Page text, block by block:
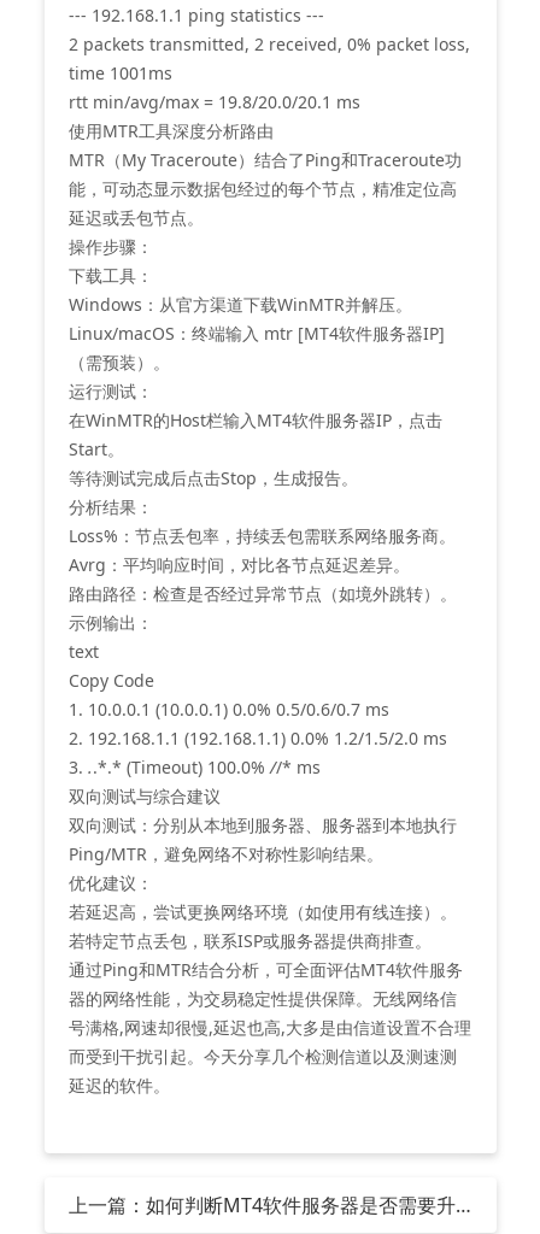
--- 192.168.1.1 ping statistics ---
2 packets transmitted, 2 received, 0% packet loss,
time 1001ms
rtt min/avg/max = 19.8/20.0/20.1 ms
使用MTR工具深度分析路由
MTR（My Traceroute）结合了Ping和Traceroute功
能，可动态显示数据包经过的每个节点，精准定位高
延迟或丢包节点‌。
‌操作步骤‌：
‌下载工具‌：
Windows：从官方渠道下载WinMTR并解压‌。
Linux/macOS：终端输入 mtr [MT4软件服务器IP]
（需预装）。
‌运行测试‌：
在WinMTR的Host栏输入MT4软件服务器IP，点击
Start‌。
等待测试完成后点击Stop，生成报告‌。
‌分析结果‌：
‌Loss%‌：节点丢包率，持续丢包需联系网络服务商‌。
‌Avrg‌：平均响应时间，对比各节点延迟差异‌。
‌路由路径‌：检查是否经过异常节点（如境外跳转）‌。
‌示例输出‌：
text
Copy Code
1. 10.0.0.1 (10.0.0.1) 0.0% 0.5/0.6/0.7 ms
2. 192.168.1.1 (192.168.1.1) 0.0% 1.2/1.5/2.0 ms
3. ..*.* (Timeout) 100.0%//* ms
双向测试与综合建议
‌双向测试‌：分别从本地到服务器、服务器到本地执行
Ping/MTR，避免网络不对称性影响结果‌。
‌优化建议‌：
若延迟高，尝试更换网络环境（如使用有线连接）‌。
若特定节点丢包，联系ISP或服务器提供商排查‌。
通过Ping和MTR结合分析，可全面评估MT4软件服务
器的网络性能，为交易稳定性提供保障‌。无线网络信
号满格,网速却很慢,延迟也高,大多是由信道设置不合理
而受到干扰引起。今天分享几个检测信道以及测速测
延迟的软件。
上一篇：如何判断MT4软件服务器是否需要升